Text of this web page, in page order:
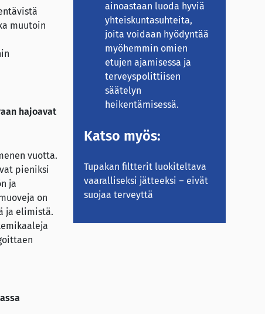
muutoin
hajoavat
vuotta.
pieniksi
ja
on
ja elimistä.
ainoastaan luoda hyviä
yhteiskuntasuhteita,
joita voidaan hyödyntää
myöhemmin omien
etujen ajamisessa ja
terveyspolittiisen
säätelyn
heikentämisessä.
Katso myös:
Tupakan filtterit luokiteltava
vaaralliseksi jätteeksi – eivät
suojaa terveyttä